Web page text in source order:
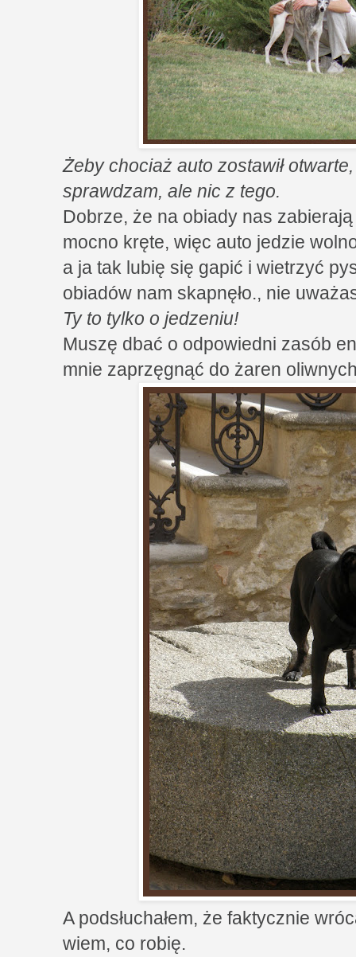
Żeby chociaż auto zostawił
sprawdzam, ale nic z tego.
Dobrze, że na obiady nas
mocno kręte, więc auto jedzie
a ja tak lubię się gapić i wietrzyć
obiadów nam skapnęło., nie
Ty to tylko o jedzeniu!
Muszę dbać o odpowiedni zasób
mnie zaprzęgnąć do żaren
A podsłuchałem, że faktycznie
wiem, co robię.